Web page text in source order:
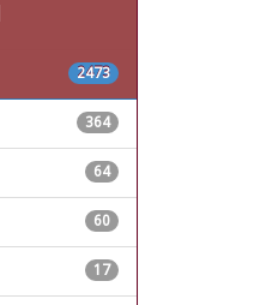
2473
364
64
60
17